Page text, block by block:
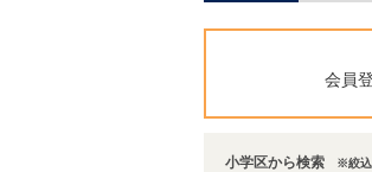
会員
小学区から検索 ※絞込